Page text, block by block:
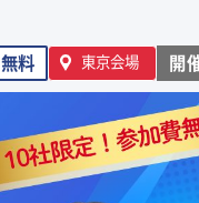
グルー
国際税務
人事・
アウト
人事・
事業承
医療介護
行政書士
人事・
病院・
無料 東京会場 開